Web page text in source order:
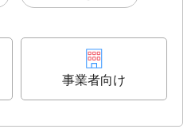
事業者向け